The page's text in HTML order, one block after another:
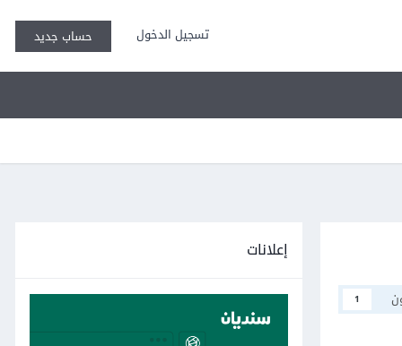
تسجيل الدخول حساب جديد
1
إعلانات